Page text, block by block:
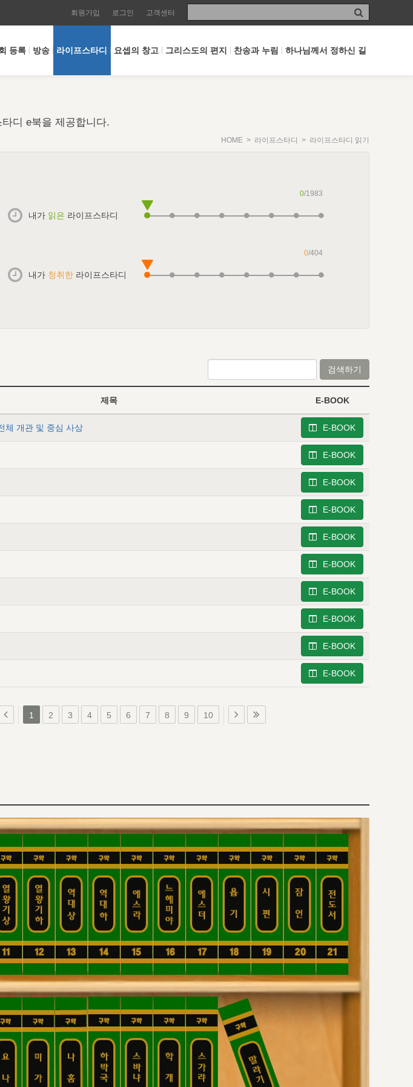
회원가입 로그인 고객센터
등록 방송 라이프스타디 요셉의 창고 그리스도의 편지 찬송과 누림 하나님께서 정하신 길
디 e북을 제공합니다.
HOME > 라이프스타디 > 라이프스타디 읽기
내가 읽은 라이프스타디
0/1983
내가 청취한 라이프스타디
0/404
검색하기
제목 E-BOOK
체 개관 및 중심 사상 E-BOOK
E-BOOK
E-BOOK
E-BOOK
E-BOOK
E-BOOK
E-BOOK
E-BOOK
E-BOOK
E-BOOK
1 2 3 4 5 6 7 8 9 10